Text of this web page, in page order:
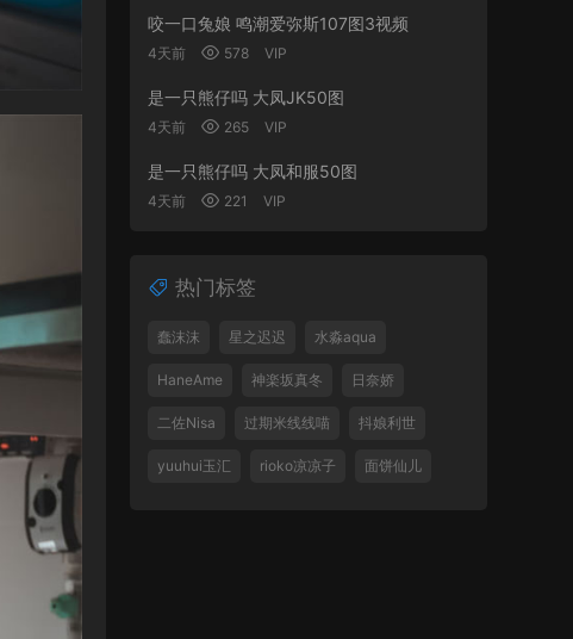
咬一口兔娘 鸣潮爱弥斯107图3视频
4天前 578 VIP
是一只熊仔吗 大凤JK50图
4天前 265 VIP
是一只熊仔吗 大凤和服50图
4天前 221 VIP
热门标签
蠢沫沫 星之迟迟 水淼aqua
HaneAme 神楽坂真冬 日奈娇
二佐Nisa 过期米线线喵 抖娘利世
yuuhui玉汇 rioko凉凉子 面饼仙儿